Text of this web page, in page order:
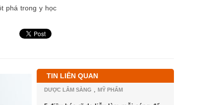
xử lý dữ liệu Con người
phá trong y học
TIN LIÊN QUAN
DƯỢC LÂM SÀNG , MỸ PHẨM